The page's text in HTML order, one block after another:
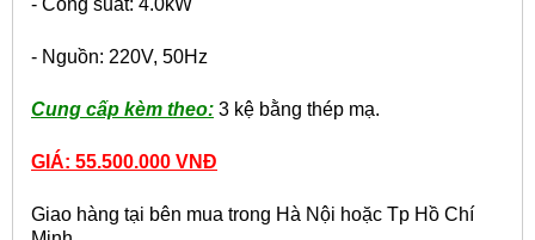
- Công suất: 4.0kW
- Nguồn: 220V, 50Hz
Cung cấp kèm theo: 3 kệ bằng thép mạ.
GIÁ: 55.500.000 VNĐ
Giao hàng tại bên mua trong Hà Nội hoặc Tp Hồ Chí